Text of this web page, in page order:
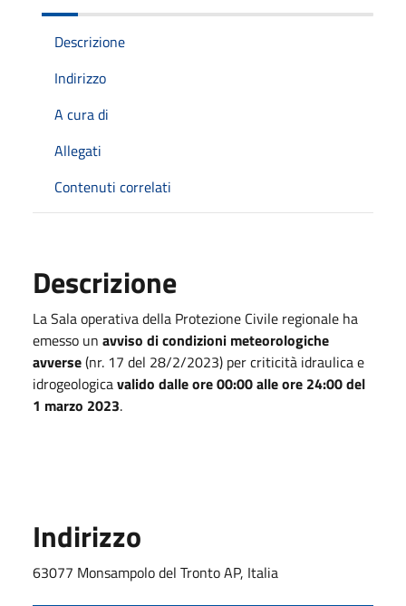
Descrizione
Indirizzo
A cura di
Allegati
Contenuti correlati
Descrizione
La Sala operativa della Protezione Civile regionale ha
emesso un avviso di condizioni meteorologiche
avverse(nr. 17 del 28/2/2023) per criticità idraulica e
idrogeologicavalido dalle ore00:00 alle ore 24:00 del
1 marzo 2023.
Indirizzo
63077 Monsampolo del Tronto AP, Italia